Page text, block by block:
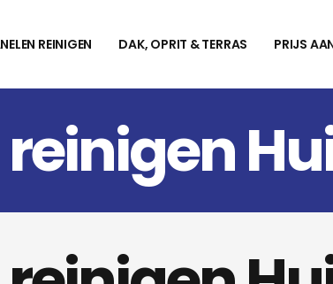
REINIGEN DAK, OPRIT & TERRAS PRIJS